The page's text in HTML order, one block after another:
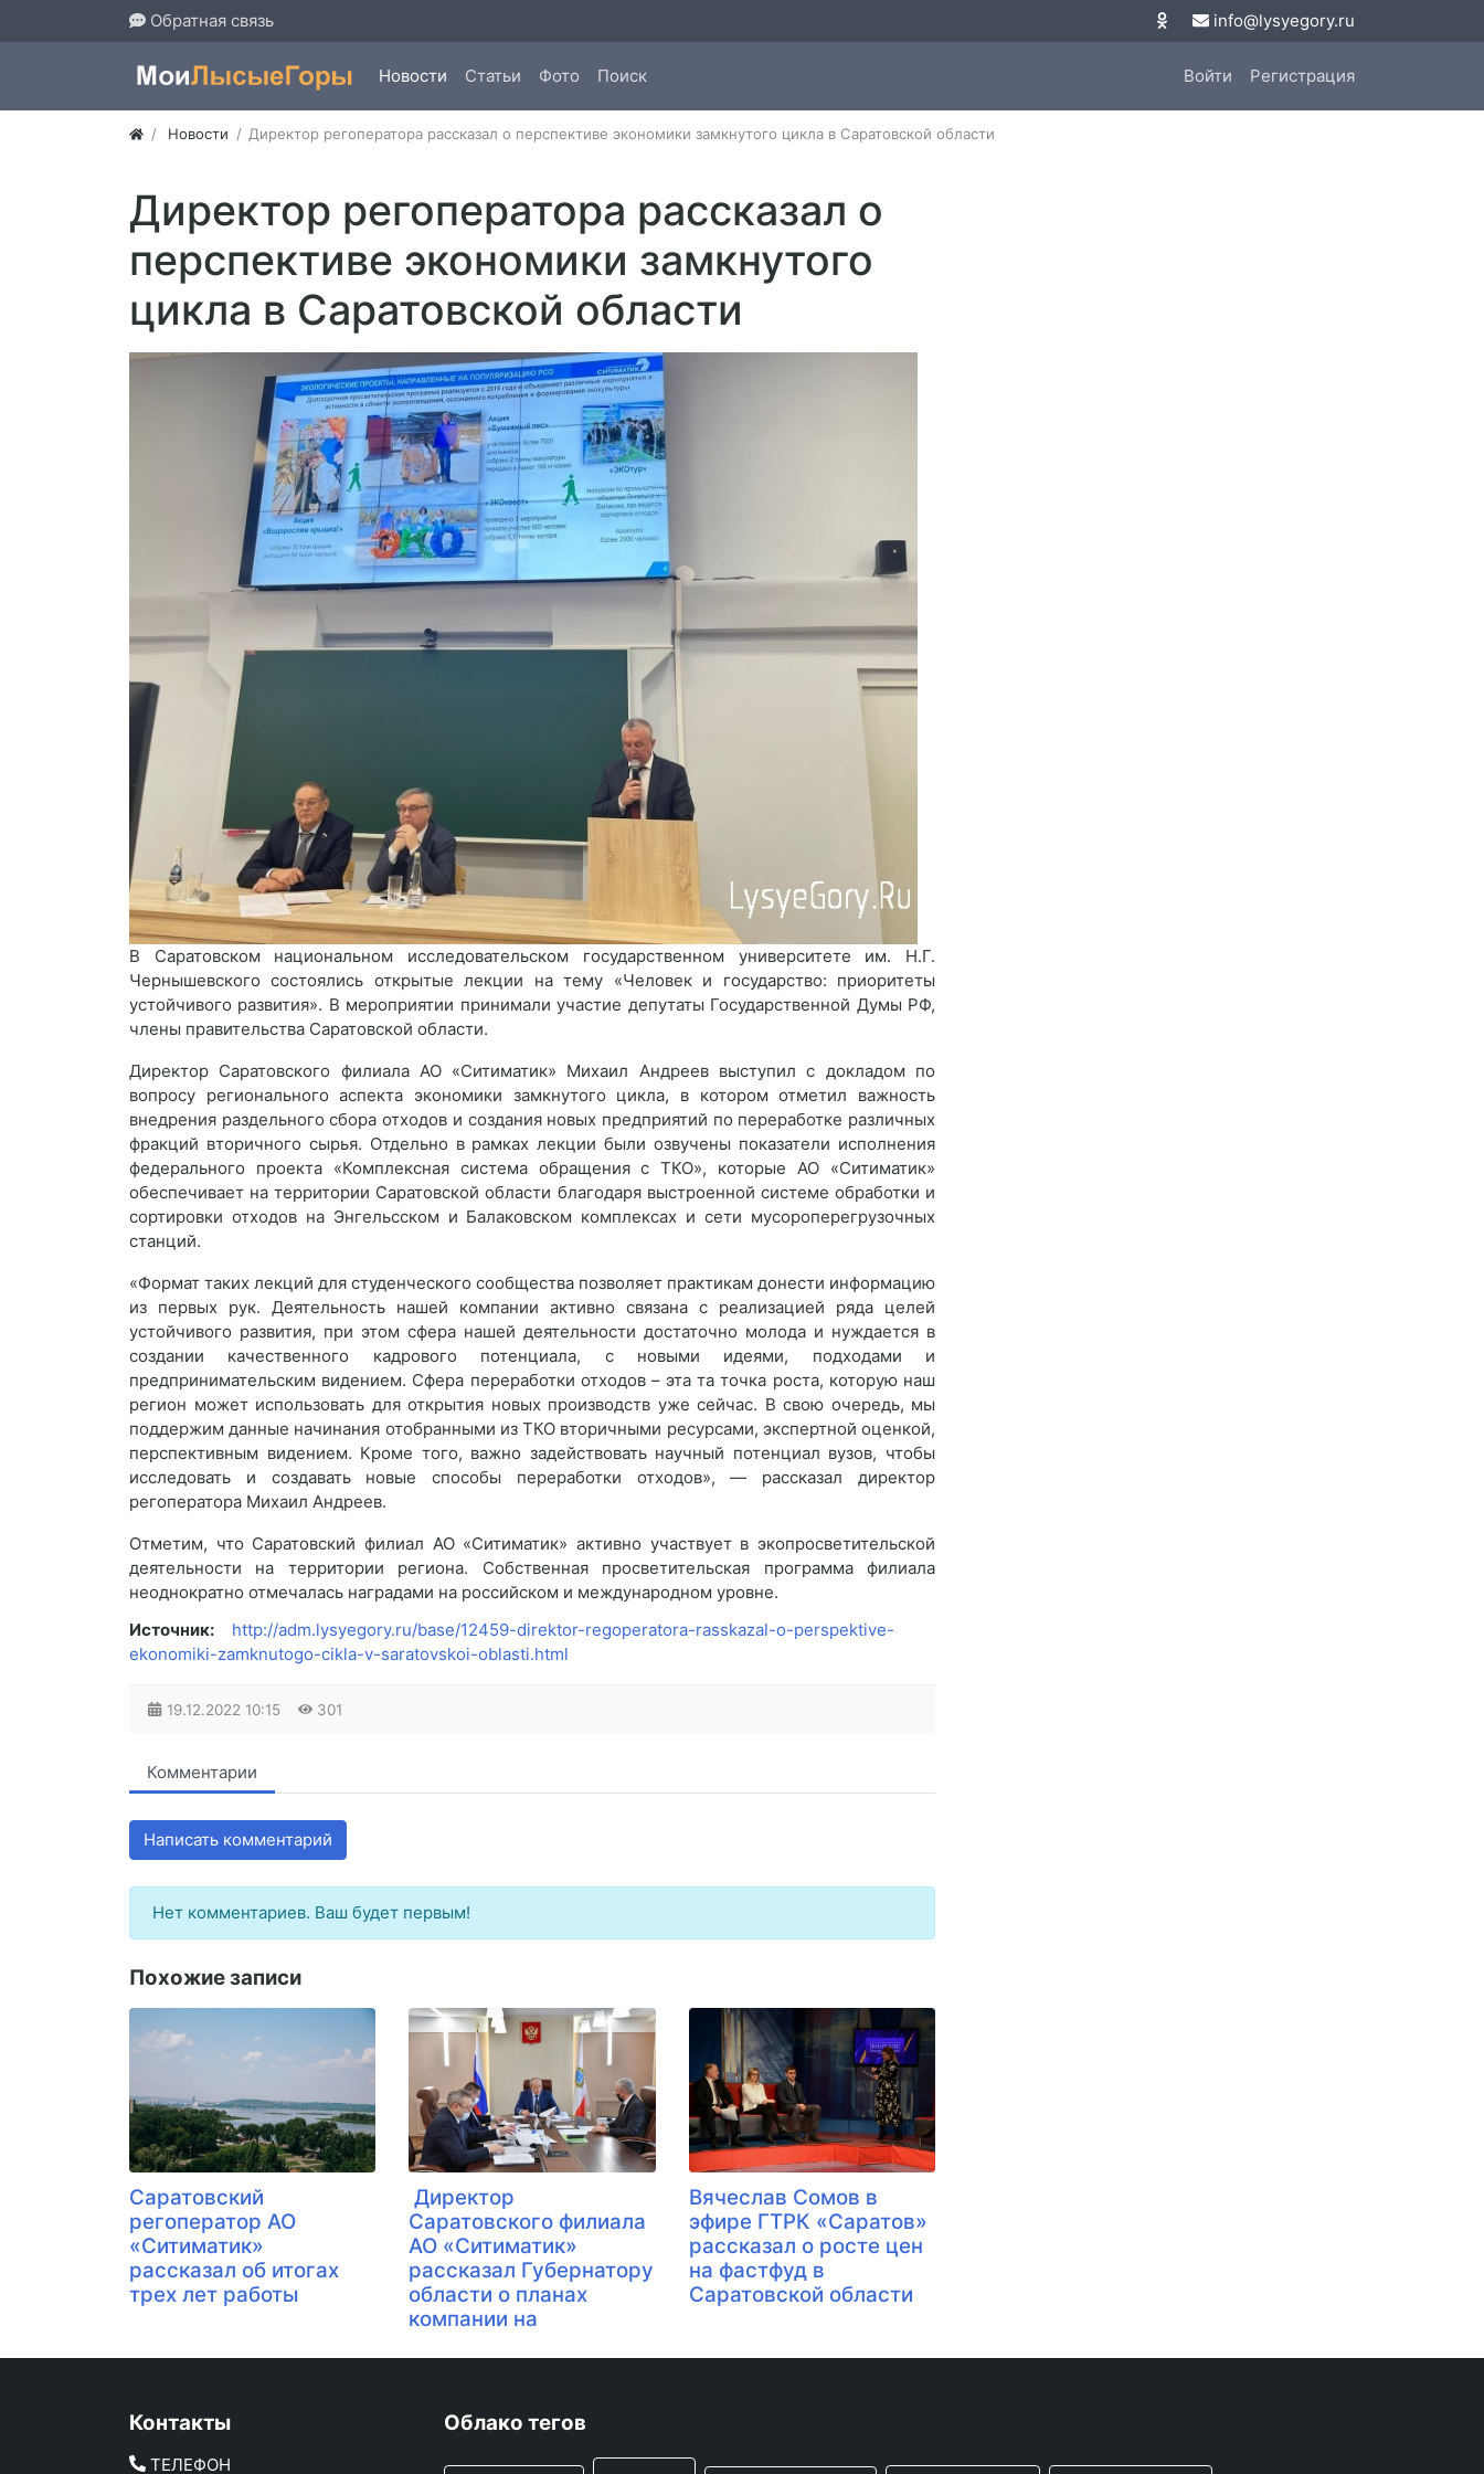
Обратная связь info@lysyegory.ru
Новости Статьи Фото Поиск Войти Регистрация
Новости ​Директор регоператора рассказал о перспективе экономики замкнутого цикла в Саратовской области
​Директор регоператора рассказал о
перспективе экономики замкнутого
цикла в Саратовской области
В Саратовском национальном исследовательском государственном университете им. Н.Г.
Чернышевского состоялись открытые лекции на тему «Человек и государство: приоритеты
устойчивого развития». В мероприятии принимали участие депутаты Государственной Думы РФ,
члены правительства Саратовской области.
Директор Саратовского филиала АО «Ситиматик» Михаил Андреев выступил с докладом по
вопросу регионального аспекта экономики замкнутого цикла, в котором отметил важность
внедрения раздельного сбора отходов и создания новых предприятий по переработке различных
фракций вторичного сырья. Отдельно в рамках лекции были озвучены показатели исполнения
федерального проекта «Комплексная система обращения с ТКО», которые АО «Ситиматик»
обеспечивает на территории Саратовской области благодаря выстроенной системе обработки и
сортировки отходов на Энгельсском и Балаковском комплексах и сети мусороперегрузочных
станций.
«Формат таких лекций для студенческого сообщества позволяет практикам донести информацию
из первых рук. Деятельность нашей компании активно связана с реализацией ряда целей
устойчивого развития, при этом сфера нашей деятельности достаточно молода и нуждается в
создании качественного кадрового потенциала, с новыми идеями, подходами и
предпринимательским видением. Сфера переработки отходов – эта та точка роста, которую наш
регион может использовать для открытия новых производств уже сейчас. В свою очередь, мы
поддержим данные начинания отобранными из ТКО вторичными ресурсами, экспертной оценкой,
перспективным видением. Кроме того, важно задействовать научный потенциал вузов, чтобы
исследовать и создавать новые способы переработки отходов», — рассказал директор
регоператора Михаил Андреев.
Отметим, что Саратовский филиал АО «Ситиматик» активно участвует в экопросветительской
деятельности на территории региона. Собственная просветительская программа филиала
неоднократно отмечалась наградами на российском и международном уровне.
Источник:
http://adm.lysyegory.ru/base/12459-direktor-regoperatora-rasskazal-o-perspektive-
ekonomiki-zamknutogo-cikla-v-saratovskoi-oblasti.html
19.12.2022 10:15 301
Комментарии
Написать комментарий
Нет комментариев. Ваш будет первым!
Похожие записи
Саратовский
регоператор АО
«Ситиматик»
рассказал об итогах
трех лет работы
​ Директор
Саратовского филиала
АО «Ситиматик»
рассказал Губернатору
области о планах
компании на
Вячеслав Сомов в
эфире ГТРК «Саратов»
рассказал о росте цен
на фастфуд в
Саратовской области
Контакты
ТЕЛЕФОН
Облако тегов